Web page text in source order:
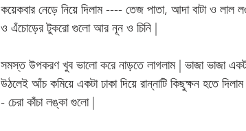
কয়েকবার নেড়ে নিয়ে দিলাম ---- তেজ পাতা, আদা বাটা ও
ও এঁচোড়ের টুকরো গুলো আর নূন ও চিনি |
সমস্ত উপকরণ খুব ভালো করে নাড়তে লাগলাম | ভাজা ভাজা
উঠলেই আঁচ কমিয়ে একটা ঢাকা দিয়ে রান্নাটি কিছুক্ষন হতে
- চেরা কাঁচা লঙ্কা গুলো |